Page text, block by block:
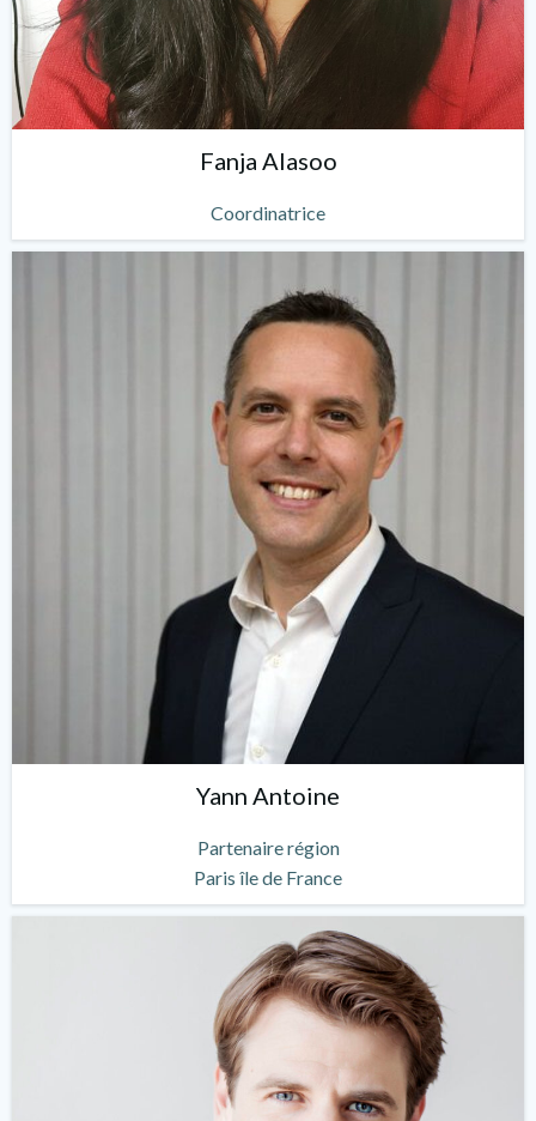
Fanja Alasoo
Coordinatrice
Yann Antoine
Partenaire région
Paris île de France